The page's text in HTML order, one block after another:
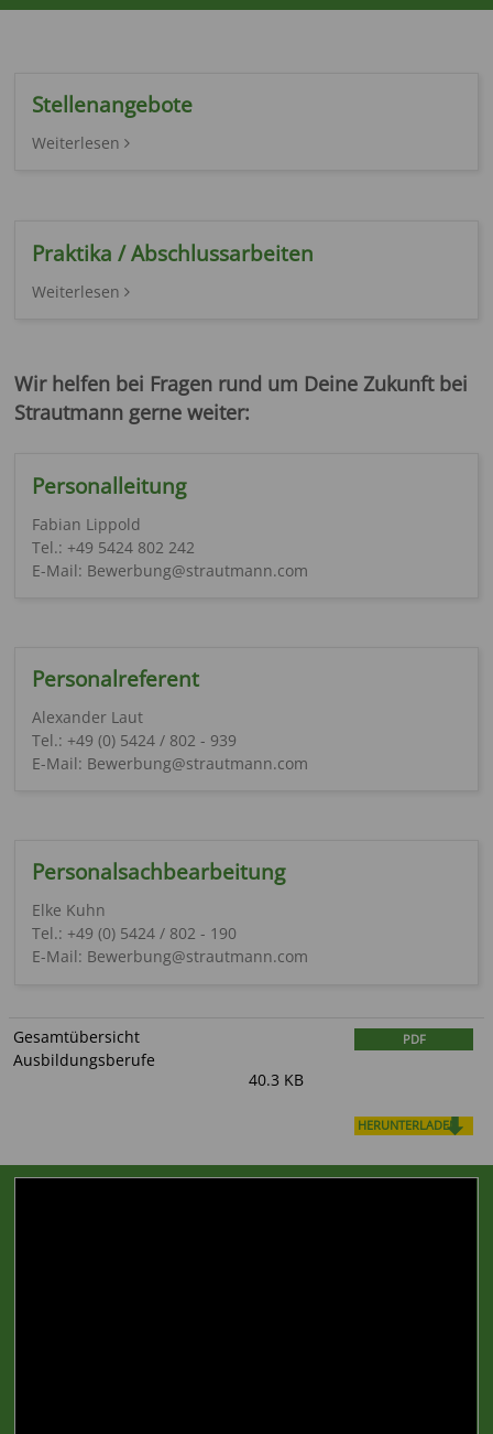
Stellenangebote
Weiterlesen
Praktika / Abschlussarbeiten
Weiterlesen
Wir helfen bei Fragen rund um Deine Zukunft bei
Strautmann gerne weiter:
Personalleitung
Fabian Lippold
Tel.: +49 5424 802 242
E-Mail: Bewerbung@strautmann.com
Personalreferent
Alexander Laut
Tel.: +49 (0) 5424 / 802 - 939
E-Mail: Bewerbung@strautmann.com
Personalsachbearbeitung
Elke Kuhn
Tel.: +49 (0) 5424 / 802 - 190
E-Mail: Bewerbung@strautmann.com
Gesamtübersicht
Ausbildungsberufe
PDF
40.3 KB
HERUNTERLADEN